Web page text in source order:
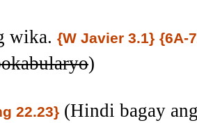
wika. {W Javier 3.1} {6A-
)
22.23} (Hindi bagay